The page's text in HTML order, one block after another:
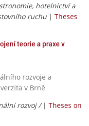
hotelnictví a
ruchu | Theses
teorie a praxe v
rozvoje a
v Brně
rozvoj / | Theses on